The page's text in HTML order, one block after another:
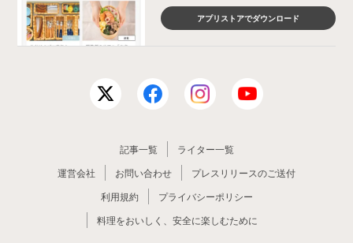
アプリストアでダウンロード
記事一覧
ライター一覧
運営会社
お問い合わせ
プレスリリースのご送付
利用規約
プライバシーポリシー
料理をおいしく、安全に楽しむために